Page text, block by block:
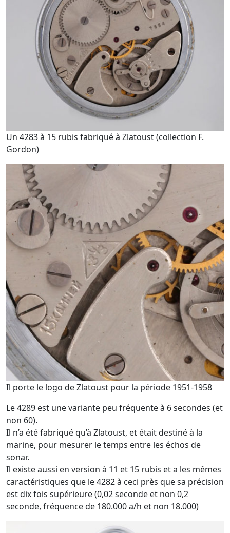
Un 4283 à 15 rubis fabriqué à Zlatoust (collection F.
Gordon)
Il porte le logo de Zlatoust pour la période 1951-1958
Le 4289 est une variante peu fréquente à 6 secondes (et
non 60).
Il n’a été fabriqué qu’à Zlatoust, et était destiné à la
marine, pour mesurer le temps entre les échos de
sonar.
Il existe aussi en version à 11 et 15 rubis et a les mêmes
caractéristiques que le 4282 à ceci près que sa précision
est dix fois supérieure (0,02 seconde et non 0,2
seconde, fréquence de 180.000 a/h et non 18.000)